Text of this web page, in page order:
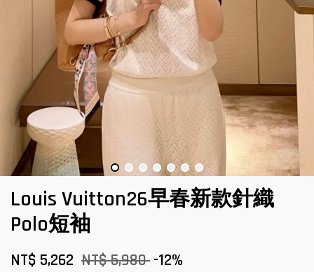
Louis Vuitton26早春新款針織
Polo短袖
NT$ 5,262 NT$ 5,980 -12%